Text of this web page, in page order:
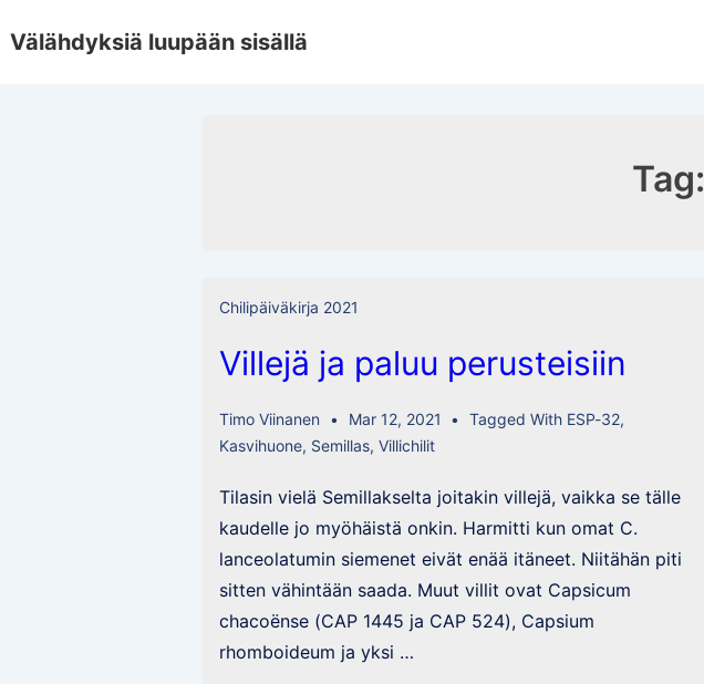
Skip
Välähdyksiä luupään sisällä
Tag:
Chilipäiväkirja 2021
Villejä ja paluu perusteisiin
Timo Viinanen Mar 12, 2021 Tagged With ESP-32,
Kasvihuone, Semillas, Villichilit
Tilasin vielä Semillakselta joitakin villejä, vaikka se tälle
kaudelle jo myöhäistä onkin. Harmitti kun omat C.
lanceolatumin siemenet eivät enää itäneet. Niitähän piti
sitten vähintään saada. Muut villit ovat Capsicum
chacoënse (CAP 1445 ja CAP 524), Capsium
rhomboideum ja yksi …